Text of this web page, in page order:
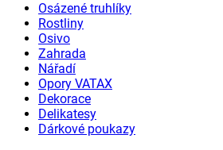
Osázené truhlíky
Rostliny
Osivo
Zahrada
Nářadí
Opory VATAX
Dekorace
Delikatesy
Dárkové poukazy